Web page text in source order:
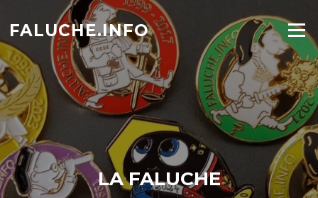
contenu
FALUCHE.INFO Menu
LA FALUCHE